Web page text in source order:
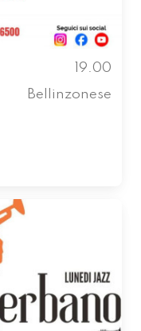
19.00
Bellinzonese